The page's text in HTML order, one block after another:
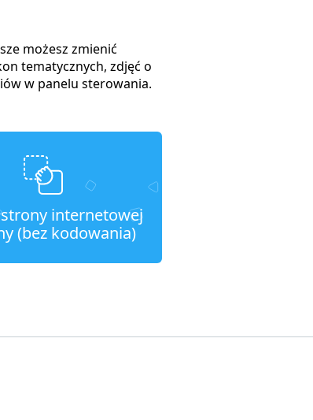
możesz zmienić
tematycznych, zdjęć o
w panelu sterowania.
internetowej
(bez kodowania)